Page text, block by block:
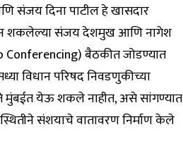
संजय दिना पाटील हे खासदार
न शकलेल्या संजय देशमुख आणि नागेश
Conferencing) बैठकीत जोडण्यात
विधान परिषद निवडणुकीच्या
मुंबईत येऊ शकले नाहीत, असे सांगण्यात
संशयाचे वातावरण निर्माण केले